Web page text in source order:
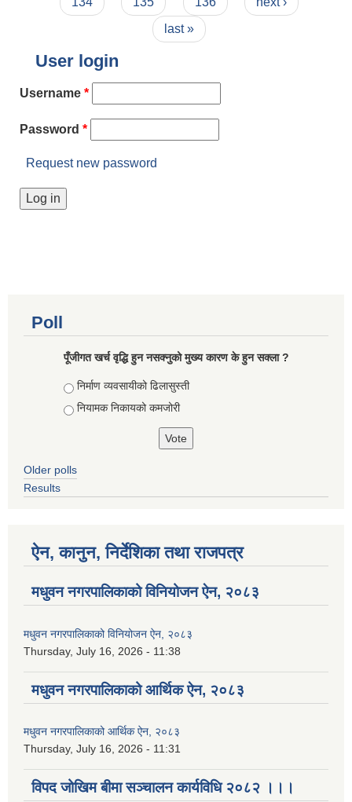
last »
User login
Username *
Password *
Request new password
Poll
पूँजीगत खर्च वृद्धि हुन नसक्नुको मुख्य कारण के हुन सक्ला ?
Choices
निर्माण व्यवसायीको ढिलासुस्ती
नियामक निकायको कमजोरी
Older polls
Results
ऐन, कानुन, निर्देशिका तथा राजपत्र
मधुवन नगरपालिकाको विनियोजन ऐन, २०८३
मधुवन नगरपालिकाको विनियोजन ऐन, २०८३
Thursday, July 16, 2026 - 11:38
मधुवन नगरपालिकाको आर्थिक ऐन, २०८३
मधुवन नगरपालिकाको आर्थिक ऐन, २०८३
Thursday, July 16, 2026 - 11:31
विपद जोखिम बीमा सञ्चालन कार्यविधि २०८२ ।।।